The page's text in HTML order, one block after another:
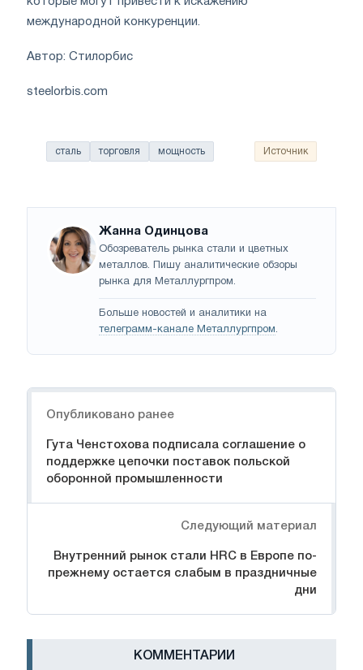
международной конкуренции.
Автор: Стилорбис
steelorbis.com
сталь торговля мощность Источник
Жанна Одинцова
Обозреватель рынка стали и цветных
металлов. Пишу аналитические обзоры
рынка для Металлургпром.
Больше новостей и аналитики на
телеграмм-канале Металлургпром.
Опубликовано ранее
Гута Ченстохова подписала соглашение о
поддержке цепочки поставок польской
оборонной промышленности
Следующий материал
Внутренний рынок стали HRC в Европе по-
прежнему остается слабым в праздничные
дни
КОММЕНТАРИИ